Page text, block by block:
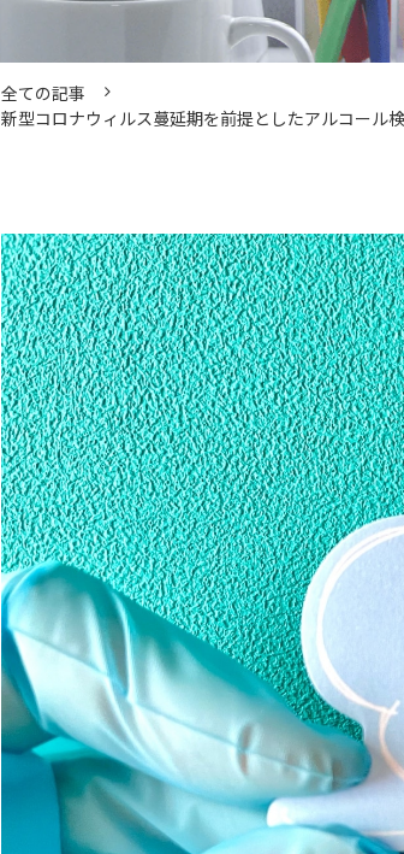
全ての記事
新型コロナウィルス蔓延期を前提としたアルコール